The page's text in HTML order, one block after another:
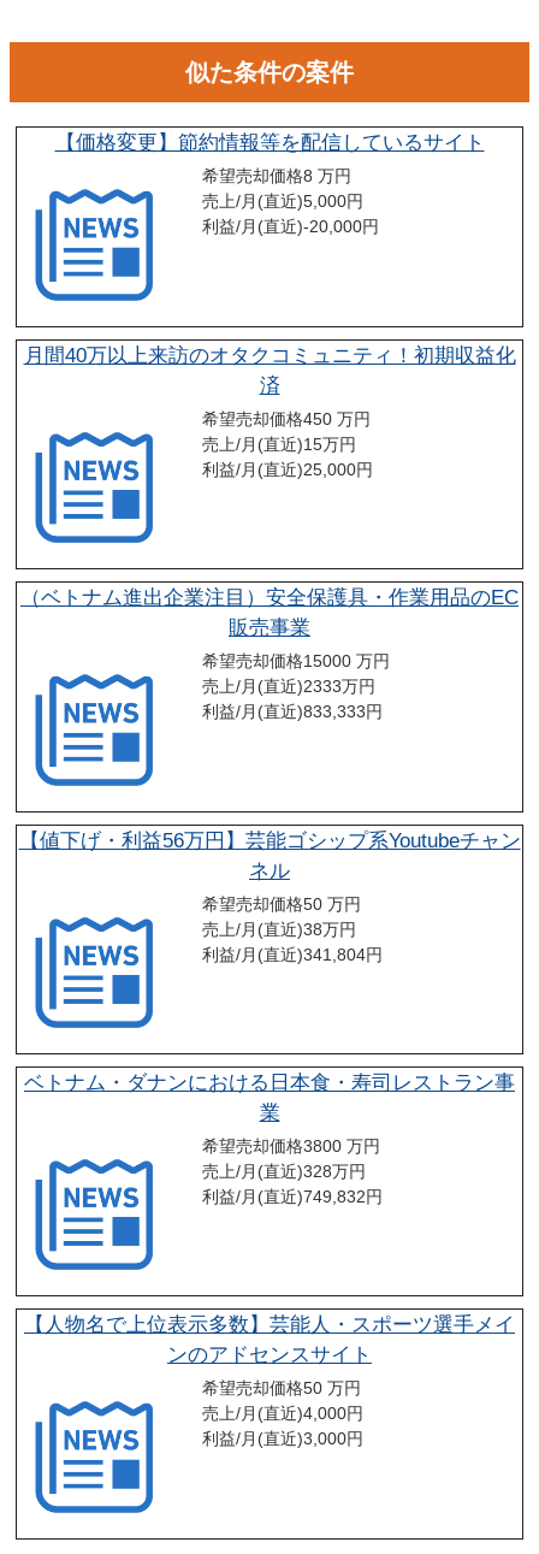
似た条件の案件
【価格変更】節約情報等を配信しているサイト
希望売却価格8 万円
売上/月(直近)5,000円
利益/月(直近)-20,000円
月間40万以上来訪のオタクコミュニティ！初期収益化
済
希望売却価格450 万円
売上/月(直近)15万円
利益/月(直近)25,000円
（ベトナム進出企業注目）安全保護具・作業用品のEC
販売事業
希望売却価格15000 万円
売上/月(直近)2333万円
利益/月(直近)833,333円
【値下げ・利益56万円】芸能ゴシップ系Youtubeチャン
ネル
希望売却価格50 万円
売上/月(直近)38万円
利益/月(直近)341,804円
ベトナム・ダナンにおける日本食・寿司レストラン事
業
希望売却価格3800 万円
売上/月(直近)328万円
利益/月(直近)749,832円
【人物名で上位表示多数】芸能人・スポーツ選手メイ
ンのアドセンスサイト
希望売却価格50 万円
売上/月(直近)4,000円
利益/月(直近)3,000円